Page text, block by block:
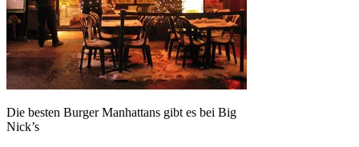
Die besten Burger Manhattans gibt es bei Big
Nick’s